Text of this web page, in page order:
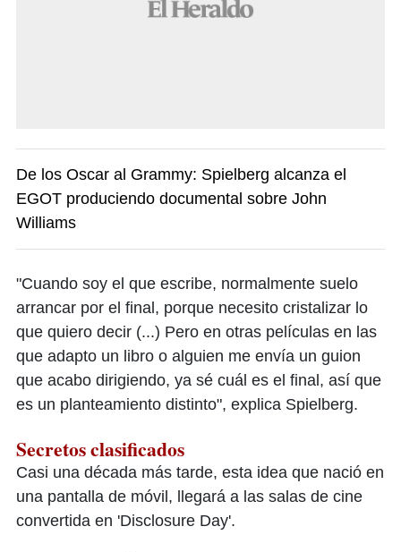
De los Oscar al Grammy: Spielberg alcanza el
EGOT produciendo documental sobre John
Williams
"Cuando soy el que escribe, normalmente suelo
arrancar por el final, porque necesito cristalizar lo
que quiero decir (...) Pero en otras películas en las
que adapto un libro o alguien me envía un guion
que acabo dirigiendo, ya sé cuál es el final, así que
es un planteamiento distinto", explica Spielberg.
Secretos clasificados
Casi una década más tarde, esta idea que nació en
una pantalla de móvil, llegará a las salas de cine
convertida en 'Disclosure Day'.